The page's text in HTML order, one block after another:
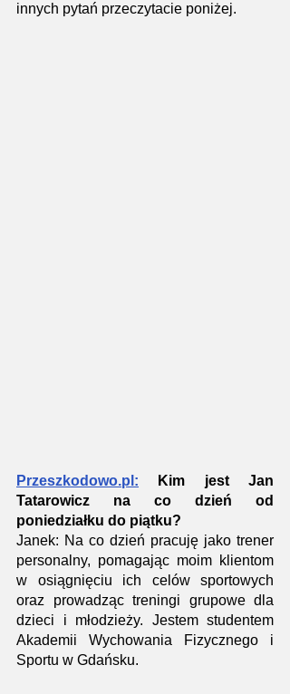
innych pytań przeczytacie poniżej.
Przeszkodowo.pl: Kim jest Jan
Tatarowicz na co dzień od
poniedziałku do piątku?
Janek: Na co dzień pracuję jako trener
personalny, pomagając moim klientom
w osiągnięciu ich celów sportowych
oraz prowadząc treningi grupowe dla
dzieci i młodzieży. Jestem studentem
Akademii Wychowania Fizycznego i
Sportu w Gdańsku.